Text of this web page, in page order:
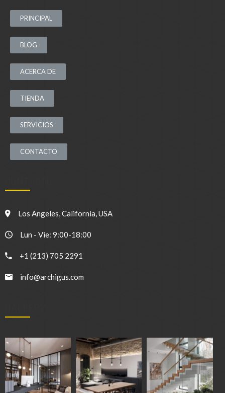
PRINCIPAL
BLOG
ACERCA DE
TIENDA
SERVICIOS
CONTACTO
Los Angeles, California, USA
Lun - Vie: 9:00-18:00
+1 (213) 705 2291
info@archigus.com